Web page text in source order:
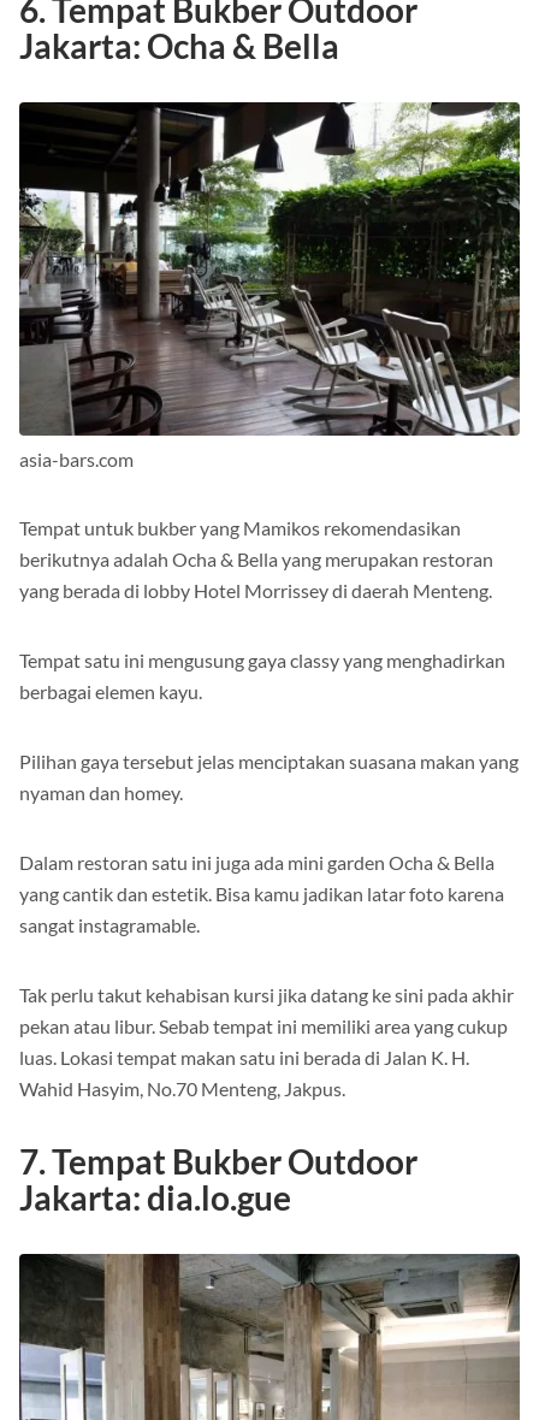
6. Tempat Bukber Outdoor
Jakarta: Ocha & Bella
asia-bars.com
Tempat untuk bukber yang Mamikos rekomendasikan
berikutnya adalah Ocha & Bella yang merupakan restoran
yang berada di lobby Hotel Morrissey di daerah Menteng.
Tempat satu ini mengusung gaya classy yang menghadirkan
berbagai elemen kayu.
Pilihan gaya tersebut jelas menciptakan suasana makan yang
nyaman dan homey.
Dalam restoran satu ini juga ada mini garden Ocha & Bella
yang cantik dan estetik. Bisa kamu jadikan latar foto karena
sangat instagramable.
Tak perlu takut kehabisan kursi jika datang ke sini pada akhir
pekan atau libur. Sebab tempat ini memiliki area yang cukup
luas. Lokasi tempat makan satu ini berada di Jalan K. H.
Wahid Hasyim, No.70 Menteng, Jakpus.
7. Tempat Bukber Outdoor
Jakarta: dia.lo.gue